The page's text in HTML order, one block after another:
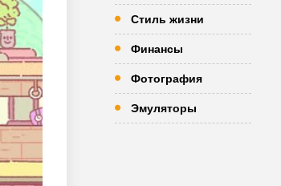
Стиль жизни
Финансы
Фотография
Эмуляторы